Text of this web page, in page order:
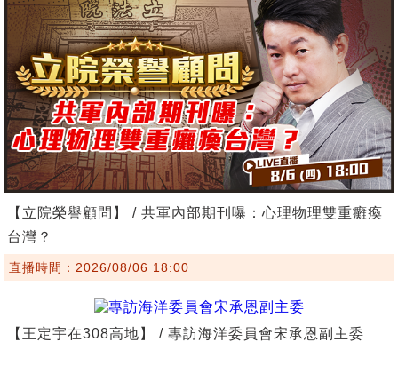
【立院榮譽顧問】 / 共軍內部期刊曝：心理物理雙重癱瘓
台灣？
直播時間：2026/08/06 18:00
【王定宇在308高地】 / 專訪海洋委員會宋承恩副主委